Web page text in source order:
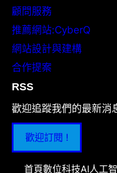
顧問服務
推薦網站:CyberQ
網站設計與建構
合作提案
RSS
歡迎追蹤我們的最新消
歡迎訂閱 !
首頁數位科技AI人工